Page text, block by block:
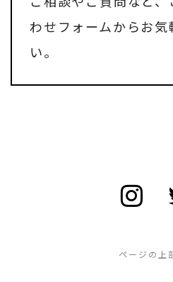
わせフォームからお気
い。
ページの上